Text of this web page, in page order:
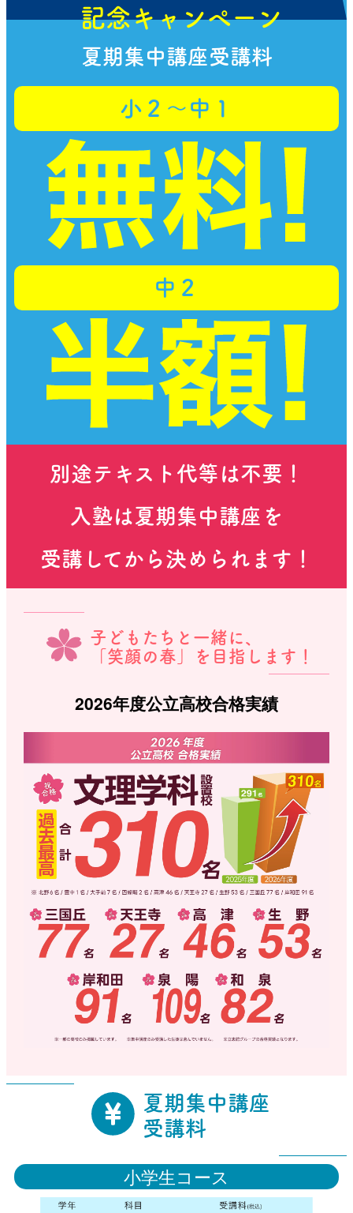
記念キャンペーン
夏期集中講座受講料
小２〜中１
中２
別途テキスト代等は不要！
入塾は夏期集中講座を
受講してから決められます！
子どもたちと一緒に、
「笑顔の春」を目指します！
2026年度公立高校合格実績
夏期集中講座
受講料
小学生コース